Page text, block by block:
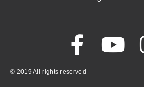
© 2019 All rights reserved